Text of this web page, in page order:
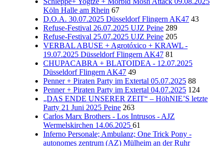
Köln Halle am Rhein 67
D.O.A. 30.07.2025 Düsseldorf Flingern AK47 43
Refuse-Festival 26.07.2025 UJZ Peine 289
Refuse-Festival 25.07.2025 UJZ Peine 205
VERBAL ABUSE + Agrotóxico + KRAWL -
19.07.2025 Düsseldorf Flingern AK47 81
CHUPACABRA + BLATOIDEA - 12.07.2025
Düsseldorf Flingern AK47 49
Penner + Piraten Party im Extertal 05.07.2025 88
Penner + Piraten Party im Extertal 04.07.2025 124
„DAS ENDE UNSERER ZEIT“ – HöhNIE’S letzte
Party 21 Juni 2025 Peine 263
Carlos Marx Brothers - Los Intrusos - AJZ
Wermelskirchen 14.06.2025 61
Inferno Personale; Ambulanz; One Trick Pony -
autonomes zentrum (AZ) Mülheim an der Ruhr